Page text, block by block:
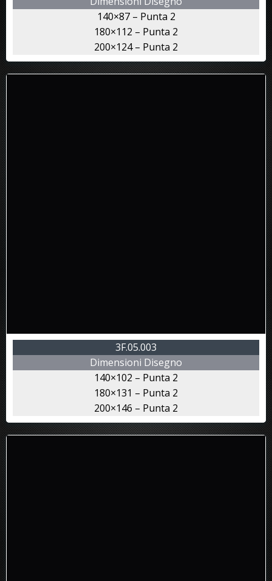
140×87 – Punta 2
180×112 – Punta 2
200×124 – Punta 2
3F.05.003
Dimensioni Disegno
140×102 – Punta 2
180×131 – Punta 2
200×146 – Punta 2